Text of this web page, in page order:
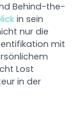
Behind-the-
in sein
nur die
mit
Lost
in der